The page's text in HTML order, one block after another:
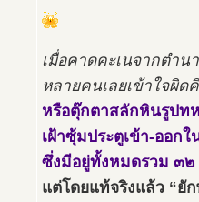
เมื่อคาดคะเนจากตำ
หลายคนเลยเข้าใจผิด
หรือตุ๊กตาสลักหินรูปท
เฝ้าซุ้มประตูเข้า-ออก
ซึ่งมีอยู่ทั้งหมดรวม ๓
แต่โดยแท้จริงแล้ว “ยั